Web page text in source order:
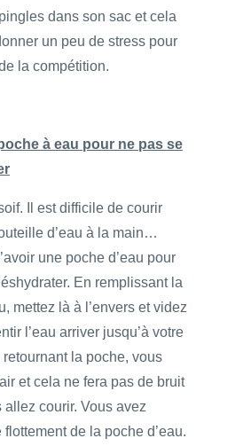
dans son sac et cela
un peu de stress pour
la compétition.
à eau pour ne pas se
Il est difficile de courir
d’eau à la main…
une poche d’eau pour
En remplissant la
mettez là à l’envers et videz
l’eau arriver jusqu’à votre
retournant la poche, vous
et cela ne fera pas de bruit
allez courir. Vous avez
de la poche d’eau.